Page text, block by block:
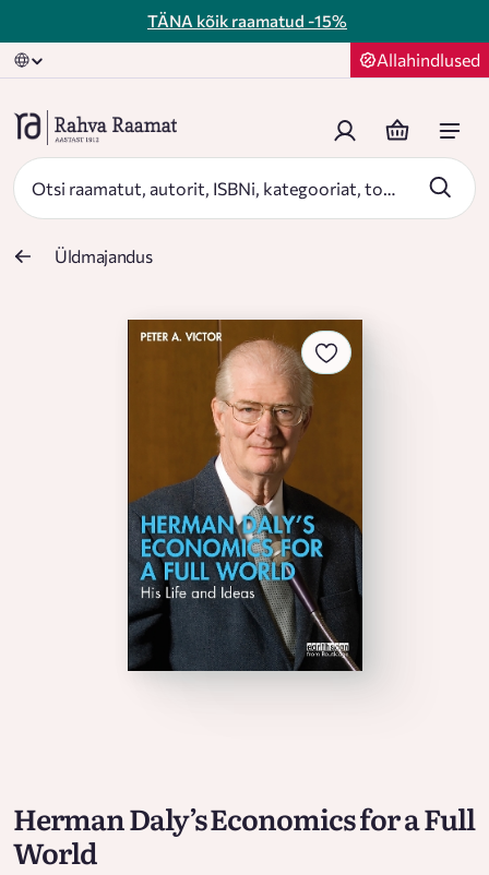
TÄNA kõik raamatud -15%
Allahindlused
Üldmajandus
Herman Daly’s Economics for a Full
World